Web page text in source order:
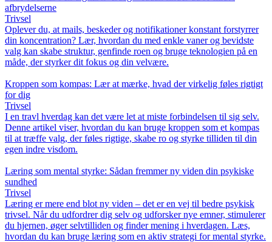
afbrydelserne
Trivsel
Oplever du, at mails, beskeder og notifikationer konstant forstyrrer
din koncentration? Lær, hvordan du med enkle vaner og bevidste
valg kan skabe struktur, genfinde roen og bruge teknologien på en
måde, der styrker dit fokus og din velvære.
Kroppen som kompas: Lær at mærke, hvad der virkelig føles rigtigt
for dig
Trivsel
I en travl hverdag kan det være let at miste forbindelsen til sig selv.
Denne artikel viser, hvordan du kan bruge kroppen som et kompas
til at træffe valg, der føles rigtige, skabe ro og styrke tilliden til din
egen indre visdom.
Læring som mental styrke: Sådan fremmer ny viden din psykiske
sundhed
Trivsel
Læring er mere end blot ny viden – det er en vej til bedre psykisk
trivsel. Når du udfordrer dig selv og udforsker nye emner, stimulerer
du hjernen, øger selvtilliden og finder mening i hverdagen. Læs,
hvordan du kan bruge læring som en aktiv strategi for mental styrke.